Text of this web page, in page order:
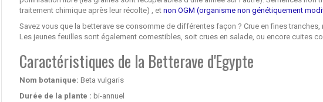
traitement chimique après leur récolte) , et non OGM (organisme non génétiquement
Savez vous que la betterave se consomme de différentes façon ? Crue en fines tranches,
Les jeunes feuilles sont également comestibles, soit crues en salade, ou encore cuites
Caractéristiques de la Betterave d'Egypte
Nom botanique: Beta vulgaris
Durée de la plante : bi-annuel